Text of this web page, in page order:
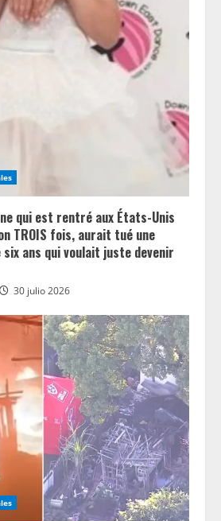
qui est rentré aux États-Unis
TROIS fois, aurait tué une
ans qui voulait juste devenir
30 julio 2026